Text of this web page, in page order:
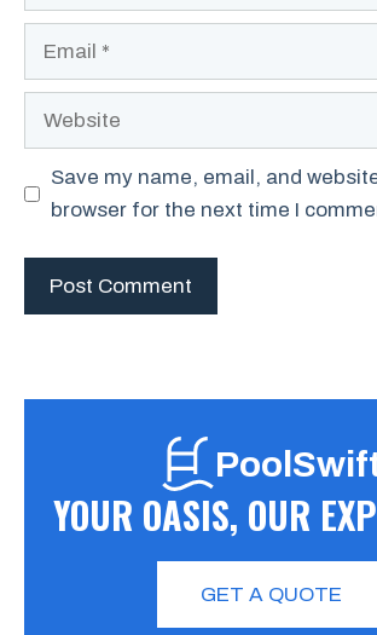
Website
Save my name, email, and
browser for the next time I
YOUR OASIS, OUR
GET A QUOTE